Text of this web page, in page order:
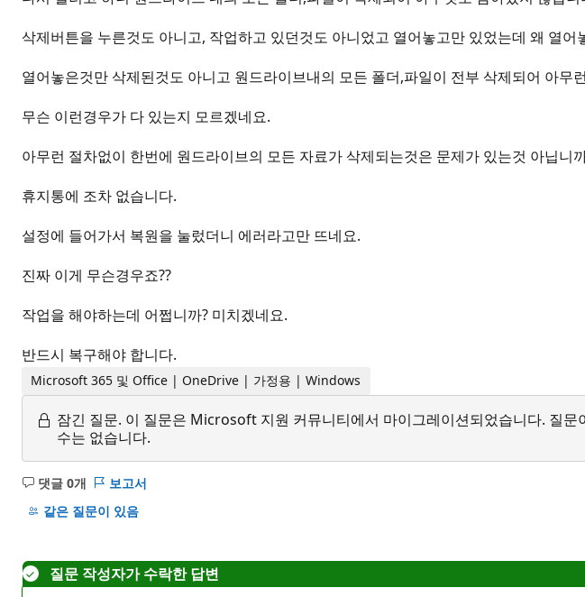
삭제버튼을 누른것도 아니고, 작업하고 있던것도 아니었고 열어놓고만 있었는데 왜 열
열어놓은것만 삭제된것도 아니고 원드라이브내의 모든 폴더,파일이 전부 삭제되어 아무
무슨 이런경우가 다 있는지 모르겠네요.
아무런 절차없이 한번에 원드라이브의 모든 자료가 삭제되는것은 문제가 있는것 아닙니
휴지통에 조차 없습니다.
설정에 들어가서 복원을 눌렀더니 에러라고만 뜨네요.
진짜 이게 무슨경우죠??
작업을 해야하는데 어쩝니까? 미치겠네요.
반드시 복구해야 합니다.
Microsoft 365 및 Office | OneDrive | 가정용 | Windows
잠긴 질문. 이 질문은 Microsoft 지원 커뮤니티에서 마이그레이션되었습니다. 질
수는 없습니다.
댓글 0개
설
명
보고서
같은 질문이 있음
질문 작성자가 수락한 답변